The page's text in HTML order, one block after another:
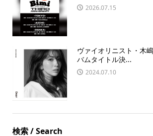
2026.07.15
ヴァイオリニスト・木
バムタイトル決...
2024.07.10
検索 / Search